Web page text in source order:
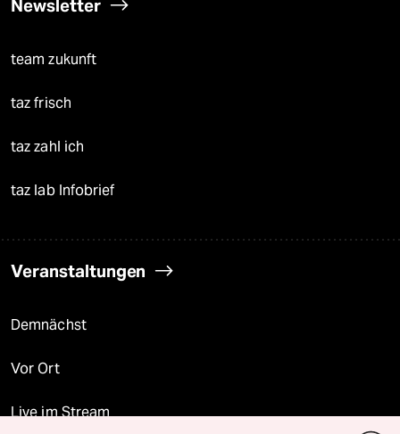
Newsletter
team zukunft
taz frisch
taz zahl ich
taz lab Infobrief
Veranstaltungen
Demnächst
Vor Ort
Live im Stream